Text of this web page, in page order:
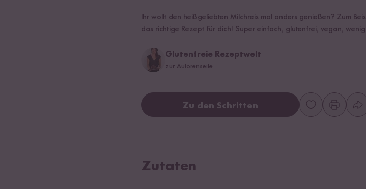
Ihr wollt den heißgeliebten Milchreis mal anders genießen? Zum
das richtige Rezept für dich! Super einfach, glutenfrei, vegan,
Glutenfreie Rezeptwelt
zur Autorenseite
Zu den Schritten
Zutaten